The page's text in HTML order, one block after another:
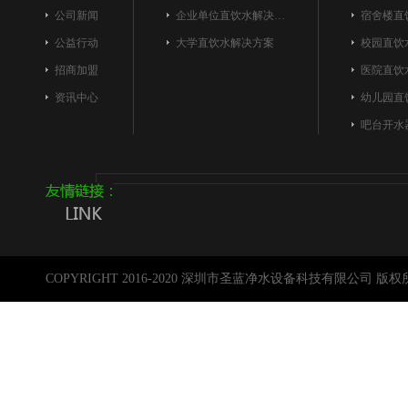
公司新闻
公益行动
招商加盟
资讯中心
企业单位直饮水解决…
大学直饮水解决方案
宿舍楼直
校园直饮
医院直饮
幼儿园直
吧台开水
COPYRIGHT 2016-2020 深圳市圣蓝净水设备科技有限公司 版